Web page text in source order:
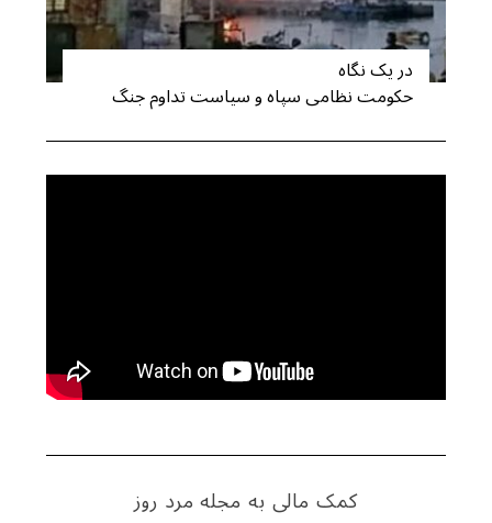
در یک نگاه
حکومت نظامی سپاه و سیاست تداوم جنگ
کمک مالی به مجله مرد روز
f
o
r
: